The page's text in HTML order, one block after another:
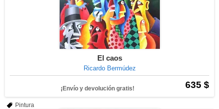
El caos
Ricardo Bermúdez
635 $
¡Envío y devolución gratis!
Pintura